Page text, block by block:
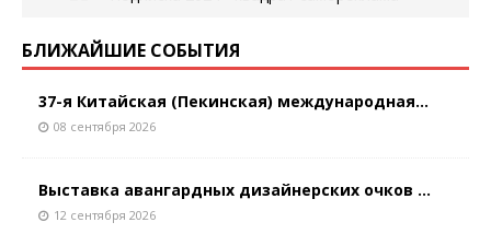
БЛИЖАЙШИЕ СОБЫТИЯ
37-я Китайская (Пекинская) международная...
08 сентября 2026
Выставка авангардных дизайнерских очков ...
12 сентября 2026